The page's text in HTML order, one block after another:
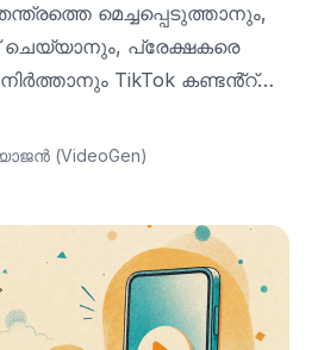
മെച്ചപ്പെടുത്താനും,
ചെയ്യാനും, പ്രേക്ഷകരെ
TikTok കണ്ടൻ്റ്
(VideoGen)